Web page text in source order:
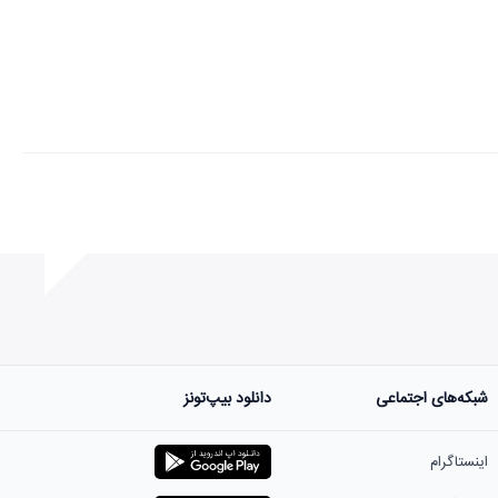
شبکه‌های اجتماعی
اینستاگرام
دانلود بیپ‌تونز